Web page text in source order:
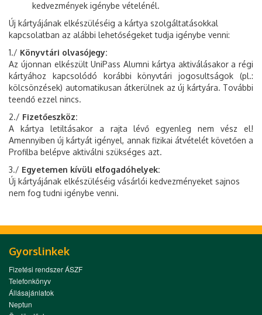
kedvezmények igénybe vételénél.
Új kártyájának elkészüléséig a kártya szolgáltatásokkal
kapcsolatban az alábbi lehetőségeket tudja igénybe venni:
1./ Könyvtári olvasójegy:
Az újonnan elkészült UniPass Alumni kártya aktiválásakor a régi
kártyához kapcsolódó korábbi könyvtári jogosultságok (pl.:
kölcsönzések) automatikusan átkerülnek az új kártyára. További
teendő ezzel nincs.
2./ Fizetőeszköz:
A kártya letiltásakor a rajta lévő egyenleg nem vész el!
Amennyiben új kártyát igényel, annak fizikai átvételét követően a
Profilba belépve aktiválni szükséges azt.
3./ Egyetemen kívüli elfogadóhelyek:
Új kártyájának elkészüléséig vásárlói kedvezményeket sajnos
nem fog tudni igénybe venni.
Gyorslinkek
Fizetési rendszer ÁSZF
Telefonkönyv
Állásajánlatok
Neptun